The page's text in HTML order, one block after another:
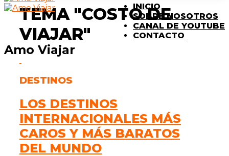
Amo Viajar
INICIO
SOBRE NOSOTROS
CANAL DE YOUTUBE
CONTACTO
TEMA "COSTO DE
VIAJAR"
DESTINOS
LOS DESTINOS
INTERNACIONALES MÁS
CAROS Y MÁS BARATOS
DEL MUNDO